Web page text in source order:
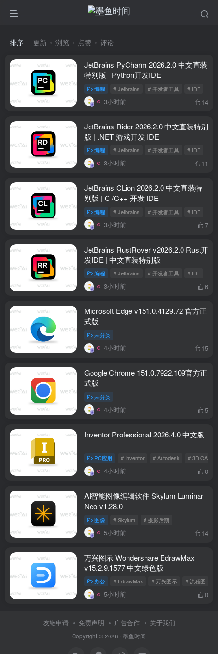
排序 更新 浏览 点赞 评论
JetBrains PyCharm 2026.2.0 中文直装
特别版 | Python开发IDE
编程 # Jetbrains # 开发者工具 # IDE
3小时前 14
JetBrains Rider 2026.2.0 中文直装特别
版 | .NET 游戏开发 IDE
编程 # Jetbrains # 开发者工具 # IDE
3小时前 11
JetBrains CLion 2026.2.0 中文直装特
别版 | C /C++ 开发 IDE
编程 # Jetbrains # 开发者工具 # IDE
3小时前 7
JetBrains RustRover v2026.2.0 Rust开
发IDE | 中文直装特别版
编程 # Jetbrains # 开发者工具 # IDE
3小时前 6
Microsoft Edge v151.0.4129.72 官方正
式版
未分类
4小时前 15
Google Chrome 151.0.7922.109官方正
式版
未分类
4小时前 5
Inventor Professional 2026.4.0 中文版
PC应用 # Inventor # Autodesk # 3D CAD
4小时前 0
AI智能图像编辑软件 Skylum Luminar
Neo v1.28.0
图像 # Skylum # 摄影后期
5小时前 14
万兴图示 Wondershare EdrawMax
v15.2.9.1577 中文绿色版
办公 # EdrawMax # 万兴图示 # 流程图
5小时前 0
友链申请 免责声明 广告合作 关于我们
Copyright © 2026 · 墨鱼时间